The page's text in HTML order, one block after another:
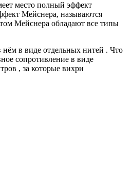
место полный эффект
Мейснера, называются
Мейснера обладают все типы
нём в виде отдельных нитей . Что
сопротивление в виде
, за которые вихри